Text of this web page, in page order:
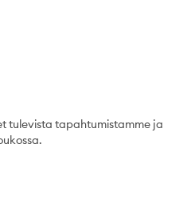
tulevista tapahtumistamme ja
ja